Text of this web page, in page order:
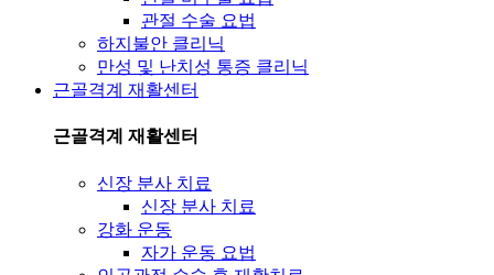
관절 수술 요법
하지불안 클리닉
만성 및 난치성 통증 클리닉
근골격계 재활센터
근골격계 재활센터
신장 분사 치료
신장 분사 치료
강화 운동
자가 운동 요법